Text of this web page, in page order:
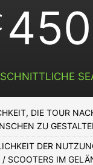
450
DIE TOUR
ZU
DER
SCOOTERS IM